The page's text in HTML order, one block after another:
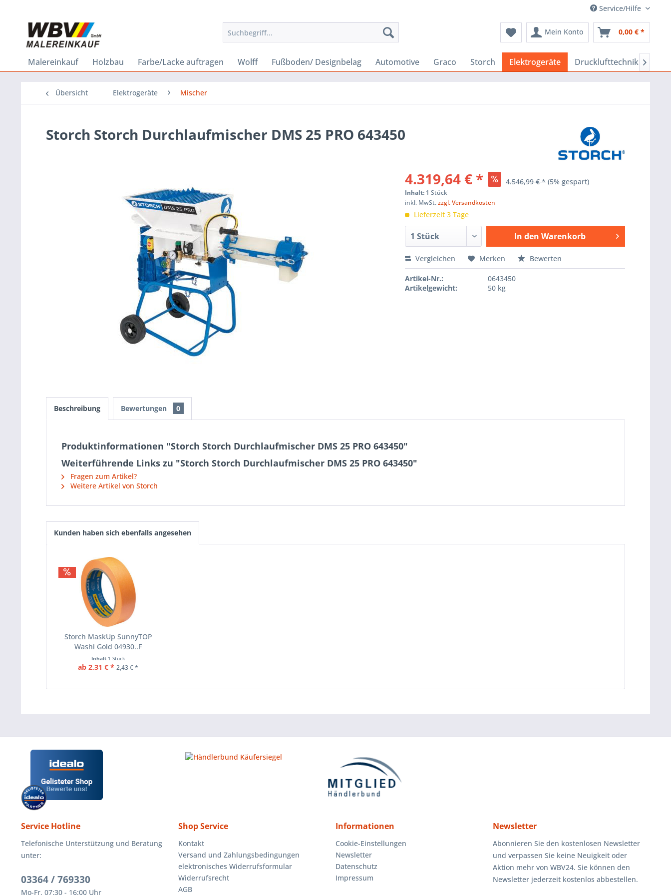
Service/Hilfe
Mein Konto 0,00 € *
Malereinkauf Holzbau Farbe/Lacke auftragen Wolff Fußboden/ Designbelag Automotive Graco Storch Elektrogeräte Drucklufttechnik 
Übersicht Elektrogeräte Mischer
Storch Storch Durchlaufmischer DMS 25 PRO 643450
4.319,64 € * 4.546,99 € * (5% gespart)
Inhalt: 1 Stück
inkl. MwSt.zzgl. Versandkosten
Lieferzeit 3 Tage
In den Warenkorb
Hinzugefügt
Vergleichen Merken Bewerten
Artikel-Nr.:
0643450
Artikelgewicht:
50 kg
Beschreibung Bewertungen 0
Produktinformationen "Storch Storch Durchlaufmischer DMS 25 PRO 643450"
Weiterführende Links zu "Storch Storch Durchlaufmischer DMS 25 PRO 643450"
Fragen zum Artikel?
Weitere Artikel von Storch
Kunden haben sich ebenfalls angesehen
Storch MaskUp SunnyTOP
Washi Gold 04930..F
Inhalt 1 Stück
ab 2,31 € * 2,43 € *
Service Hotline
Telefonische Unterstützung und Beratung
unter:
03364 / 769330
Mo-Fr, 07:30 - 16:00 Uhr
Shop Service
Kontakt
Versand und Zahlungsbedingungen
elektronisches Widerrufsformular
Widerrufsrecht
AGB
Informationen
Cookie-Einstellungen
Newsletter
Datenschutz
Impressum
Newsletter
Abonnieren Sie den kostenlosen Newsletter
und verpassen Sie keine Neuigkeit oder
Aktion mehr von WBV24. Sie können den
Newsletter jederzeit kostenlos abbestellen.